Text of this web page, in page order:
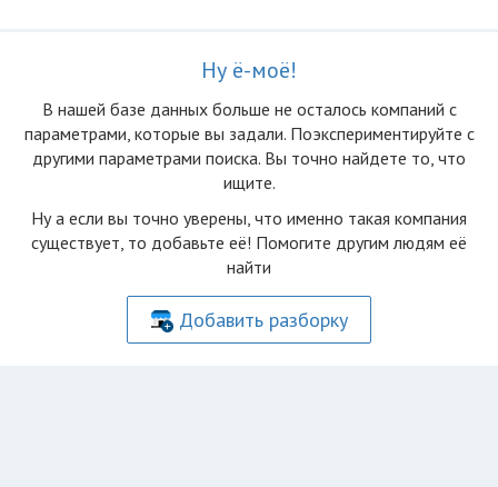
Ну ё-моё!
В нашей базе данных больше не осталоcь компаний с
параметрами, которые вы задали. Поэкспериментируйте с
другими параметрами поиска. Вы точно найдете то, что
ищите.
Ну а если вы точно уверены, что именно такая компания
существует, то добавьте её! Помогите другим людям её
найти
Добавить разборку